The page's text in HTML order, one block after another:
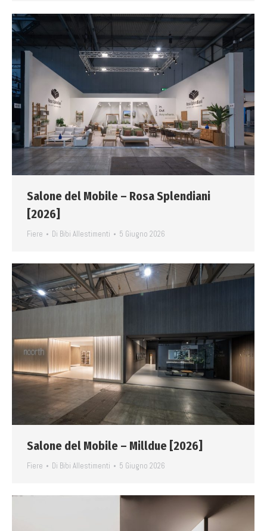
Salone del Mobile – Rosa Splendiani
[2026]
Fiere Di Bibi Allestimenti 5 Giugno 2026
Salone del Mobile – Milldue [2026]
Fiere Di Bibi Allestimenti 5 Giugno 2026